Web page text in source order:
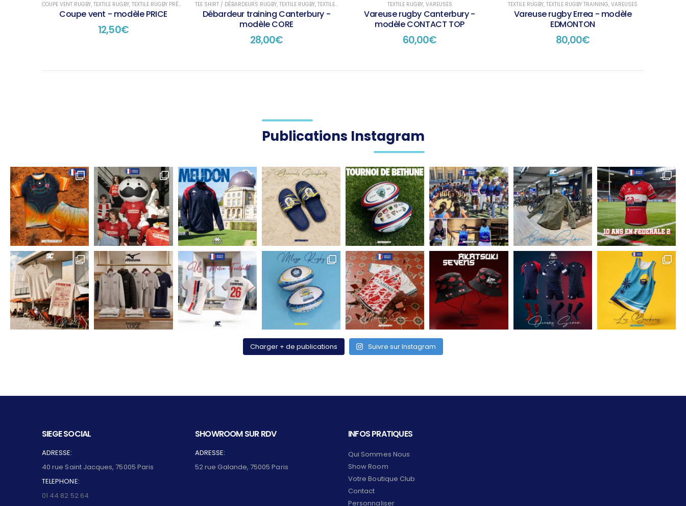
COUPE VENT RUGBY, TEXTILE RUGBY, TEXTILE RUGBY PRÉSENTATION
Coupe vent - modèle PRICE
12,50€
TEE SHIRT / DÉBARDEURS RUGBY, TEXTILE RUGBY, TEXTILE RUGBY TRAINING
Débardeur training Canterbury -
modèle CORE
28,00€
TEXTILE RUGBY, VAREUSES
Vareuse rugby Canterbury -
modèle CONTACT TOP
60,00€
TEXTILE RUGBY, TEXTILE RUGBY TRAINING, VAREUSES
Vareuse rugby Errea - modèle
EDMONTON
80,00€
Publications Instagram
Charger + de publications Suivre sur Instagram
SIEGE SOCIAL
ADRESSE:
40 rue Saint Jacques, 75005 Paris
TELEPHONE:
01 44 82 52 64
SHOWROOM SUR RDV
ADRESSE:
52 rue Galande, 75005 Paris
INFOS PRATIQUES
Qui Sommes Nous
Show Room
Votre Boutique Club
Contact
Personnaliser